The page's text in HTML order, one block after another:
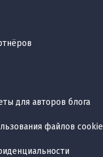
для авторов блога
файлов cookie